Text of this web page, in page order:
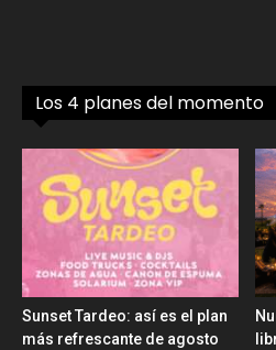
Los 4 planes del momento
Sunset Tardeo: así es el plan
más refrescante de agosto